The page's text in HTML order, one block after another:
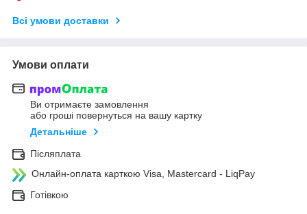
Всі умови доставки
Умови оплати
Ви отримаєте замовлення
або гроші повернуться на вашу картку
Детальніше
Післяплата
Онлайн-оплата карткою Visa, Mastercard - LiqPay
Готівкою